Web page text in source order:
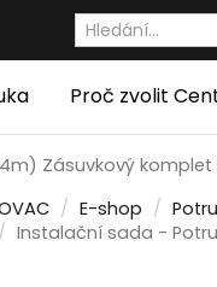
Proč zvolit
Zásuvkový komplet
E-shop
Instalační sada -